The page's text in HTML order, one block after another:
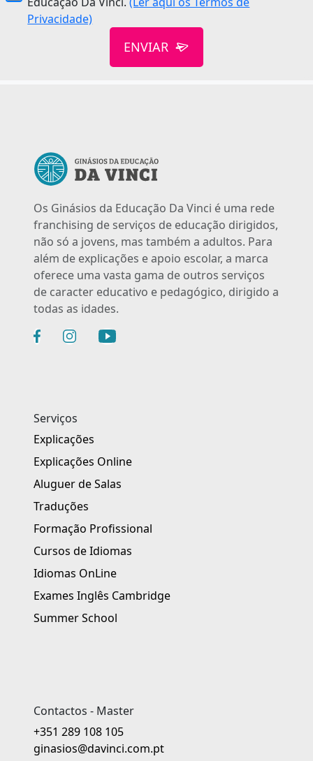
Privacidade)
ENVIAR
Os Ginásios da Educação Da Vinci é uma rede
franchising de serviços de educação dirigidos,
não só a jovens, mas também a adultos. Para
além de explicações e apoio escolar, a marca
oferece uma vasta gama de outros serviços
de caracter educativo e pedagógico, dirigido a
todas as idades.
Serviços
Explicações
Explicações Online
Aluguer de Salas
Traduções
Formação Profissional
Cursos de Idiomas
Idiomas OnLine
Exames Inglês Cambridge
Summer School
Contactos - Master
+351 289 108 105
ginasios@davinci.com.pt